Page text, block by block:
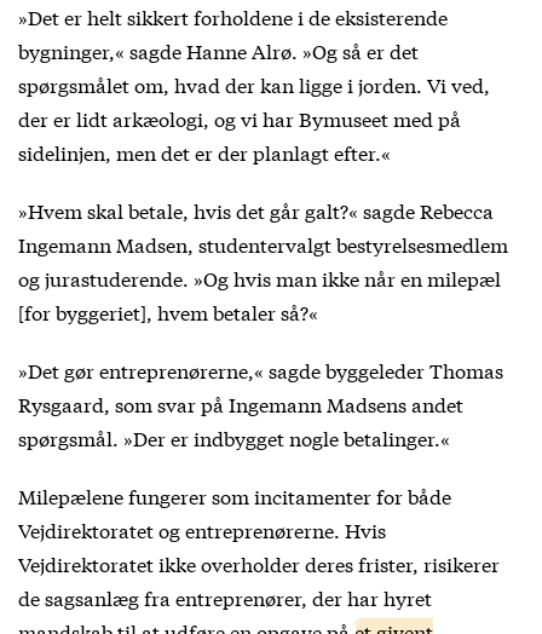
»Det er helt sikkert forholdene i de eksisterende
bygninger,« sagde Hanne Alrø. »Og så er det
spørgsmålet om, hvad der kan ligge i jorden. Vi ved,
der er lidt arkæologi, og vi har Bymuseet med på
sidelinjen, men det er der planlagt efter.«
»Hvem skal betale, hvis det går galt?« sagde Rebecca
Ingemann Madsen, studentervalgt bestyrelsesmedlem
og jurastuderende. »Og hvis man ikke når en milepæl
[for byggeriet], hvem betaler så?«
»Det gør entreprenørerne,« sagde byggeleder Thomas
Rysgaard, som svar på Ingemann Madsens andet
spørgsmål. »Der er indbygget nogle betalinger.«
Milepælene fungerer som incitamenter for både
Vejdirektoratet og entreprenørerne. Hvis
Vejdirektoratet ikke overholder deres frister, risikerer
de sagsanlæg fra entreprenører, der har hyret